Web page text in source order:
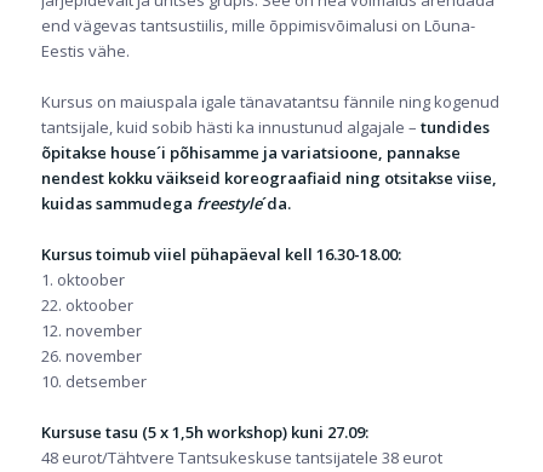
end vägevas tantsustiilis, mille õppimisvõimalusi on Lõuna-
Eestis vähe.
Kursus on maiuspala igale tänavatantsu fännile ning kogenud
tantsijale, kuid sobib hästi ka innustunud algajale – tundides
õpitakse house´i põhisamme ja variatsioone, pannakse
nendest kokku väikseid koreograafiaid ning otsitakse viise,
kuidas sammudega freestyle´da.
Kursus toimubviiel pühapäeval kell 16.30-18.00:
1. oktoober
22. oktoober
12. november
26. november
10. detsember
Kursuse tasu (5 x 1,5h workshop) kuni 27.09:
48 eurot/Tähtvere Tantsukeskuse tantsijatele 38 eurot